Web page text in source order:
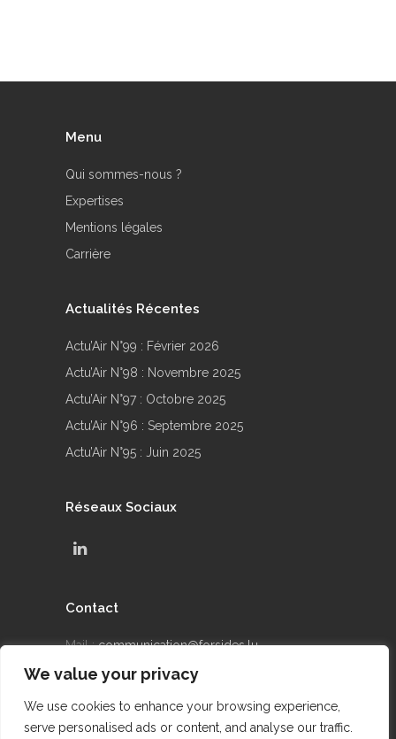
We value your privacy
We use cookies to enhance your browsing experience,
serve personalised ads or content, and analyse our traffic.
Menu
Qui sommes-nous ?
Expertises
Mentions légales
Carrière
Actualités Récentes
Actu’Air N°99 : Février 2026
Actu’Air N°98 : Novembre 2025
Actu’Air N°97 : Octobre 2025
Actu’Air N°96 : Septembre 2025
Actu’Air N°95 : Juin 2025
Réseaux Sociaux
Contact
Mail :communication@forsides.lu
Téléphone : +352 24 69 90 42